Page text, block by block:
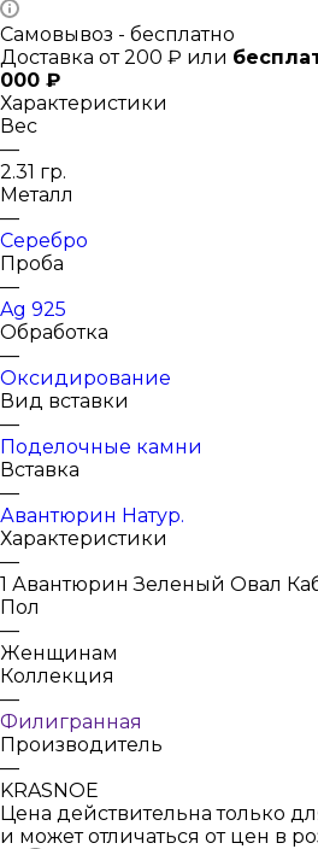
Самовывоз - бесплатно
Доставка от 200 ₽ или
000 ₽
Характеристики
Вес
—
2.31 гр.
Металл
—
Серебро
Проба
—
Ag 925
Обработка
—
Оксидирование
Вид вставки
—
Поделочные камни
Вставка
—
Авантюрин Натур.
Характеристики
—
1 Авантюрин Зеленый Овал
Пол
—
Женщинам
Коллекция
—
Филигранная
Производитель
—
KRASNOE
Цена действительна только
и может отличаться от цен в